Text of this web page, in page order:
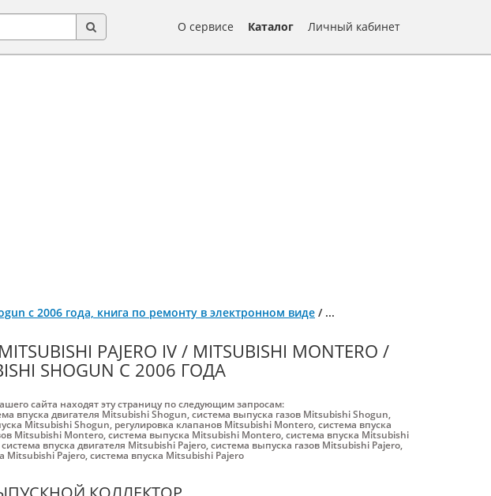
О сервисе Каталог Личный кабинет
с 2006 года, книга по ремонту в электронном виде / ...
PAJERO IV / MITSUBISHI MONTERO /
SHOGUN С 2006 ГОДА
сайта находят эту страницу по следующим запросам:
впуска двигателя Mitsubishi Shogun,система выпуска газов Mitsubishi Shogun,
Mitsubishi Shogun, регулировка клапанов Mitsubishi Montero,система впуска
Mitsubishi Montero,система выпуска Mitsubishi Montero,система впуска Mitsubishi
система впуска двигателя Mitsubishi Pajero,система выпуска газов Mitsubishi Pajero,
Mitsubishi Pajero,система впуска Mitsubishi Pajero